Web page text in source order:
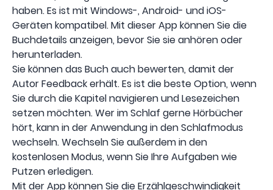
haben. Es ist mit Windows-, Android- und iOS-
Geräten kompatibel. Mit dieser App können Sie die
Buchdetails anzeigen, bevor Sie sie anhören oder
herunterladen.
Sie können das Buch auch bewerten, damit der
Autor Feedback erhält. Es ist die beste Option, wenn
Sie durch die Kapitel navigieren und Lesezeichen
setzen möchten. Wer im Schlaf gerne Hörbücher
hört, kann in der Anwendung in den Schlafmodus
wechseln. Wechseln Sie außerdem in den
kostenlosen Modus, wenn Sie Ihre Aufgaben wie
Putzen erledigen.
Mit der App können Sie die Erzählgeschwindigkeit